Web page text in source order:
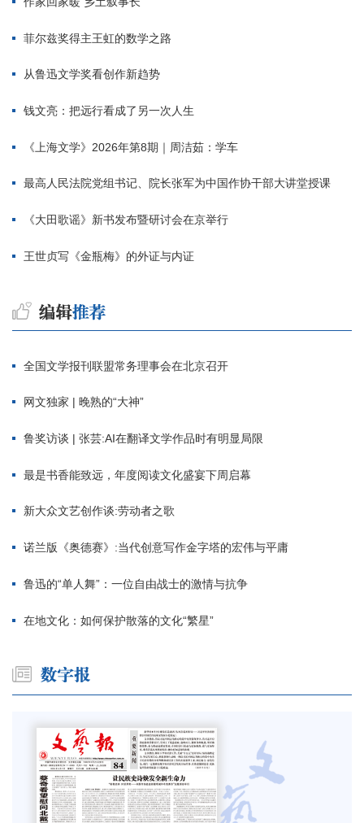
菲尔兹奖得主王虹的数学之路
从鲁迅文学奖看创作新趋势
钱文亮：把远行看成了另一次人生
《上海文学》2026年第8期｜周洁茹：学车
最高人民法院党组书记、院长张军为中国作协干部大讲堂授课
《大田歌谣》新书发布暨研讨会在京举行
王世贞写《金瓶梅》的外证与内证
全国文学报刊联盟常务理事会在北京召开
网文独家 | 晚熟的“大神”
鲁奖访谈 | 张芸:AI在翻译文学作品时有明显局限
最是书香能致远，年度阅读文化盛宴下周启幕
新大众文艺创作谈:劳动者之歌
诺兰版《奥德赛》:当代创意写作金字塔的宏伟与平庸
鲁迅的“单人舞”：一位自由战士的激情与抗争
在地文化：如何保护散落的文化“繁星”